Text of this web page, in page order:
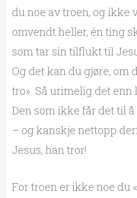
du noe av troen, og ikke
omvendt heller, én ting
som tar sin tilflukt til
Og det kan du gjøre, om
tro». Så urimelig det enn
Den som ikke får det til
– og kanskje nettopp
Jesus, han tror!
For troen er ikke noe du